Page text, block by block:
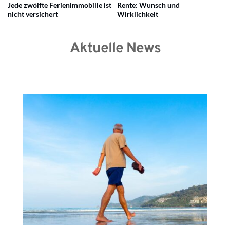
Jede zwölfte Ferienimmobilie ist
nicht versichert
Rente: Wunsch und
Wirklichkeit
Aktuelle News